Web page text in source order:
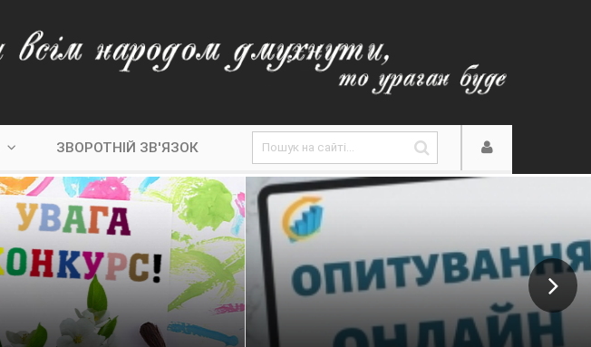
ЗВОРОТНІЙ ЗВ'ЯЗОК